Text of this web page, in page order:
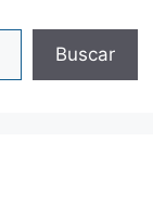
Buscar